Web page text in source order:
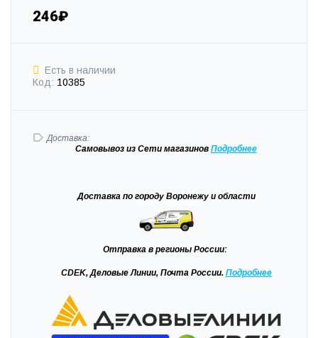
246₽
Есть в наличии
Код: 10385
Доставка:
Самовывоз из Сети магазинов Подробнее
Доставка по городу Воронежу и области
Отправка в регионы России:
CDEK, Деловые Линии, Почта России. Подробнее